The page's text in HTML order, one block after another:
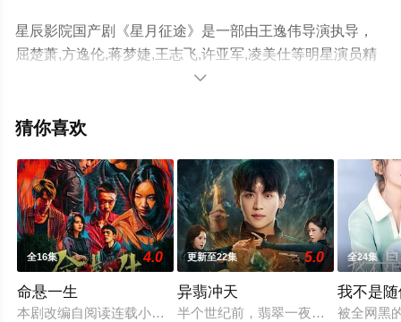
星辰影院国产剧《星月征途》是一部由王逸伟导演执导，
屈楚萧,方逸伦,蒋梦婕,王志飞,许亚军,凌美仕等明星演员精
彩演绎的中国大陆电视剧，大结局剧情已揭晓（第20集已
星辰电影网，热播电视剧提前免费观看，更多剧情信息可

猜你喜欢
全16集 4.0
命悬一生
本剧改编自阅读连载小说《一生悬命》，作者、编剧陆春吾。
更新至22集 5.0
异翡冲天
半个世纪前，翡翠一夜之间出现灵气
全24集
我不是
被全网黑